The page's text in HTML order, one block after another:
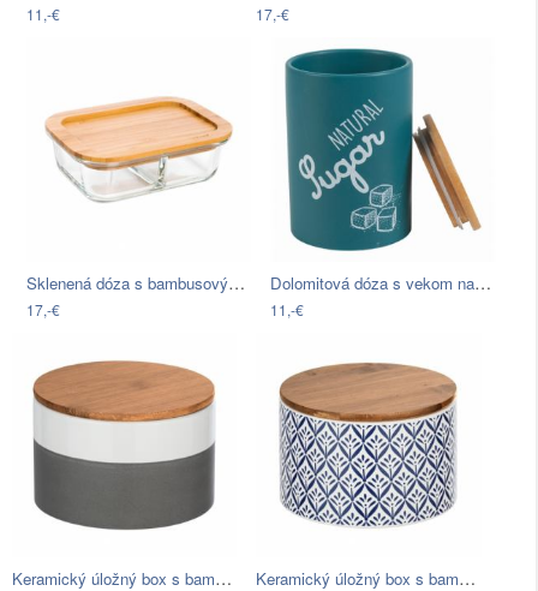
11,-€ 17,-€
Sklenená dóza s bambusovým vekom Bambum…
17,-€
Dolomitová dóza s vekom na cukor z…
11,-€
Keramický úložný box s bambusovým vekom… Keramický úložný box s bambusovým vekom…